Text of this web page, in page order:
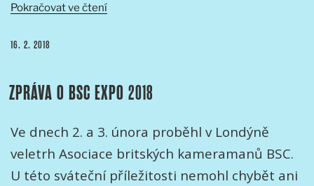
Pokračovat ve čtení„ZPRÁVA
PUBLIKOVÁNO
16. 2. 2018
ZPRÁVA O BSC EXPO 2018
Ve dnech 2. a 3. února proběhl v Londýně
veletrh Asociace britských kameramanů BSC.
U této sváteční příležitosti nemohl chybět ani